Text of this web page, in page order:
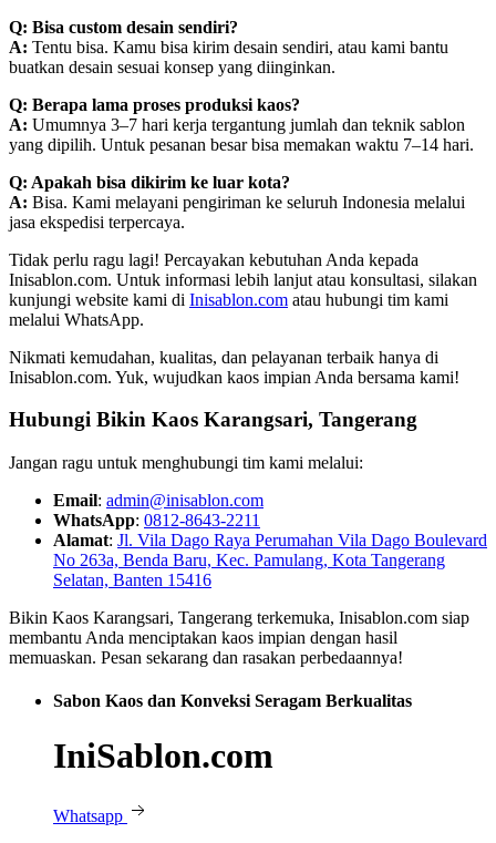
Q: Bisa custom desain sendiri?
A: Tentu bisa. Kamu bisa kirim desain sendiri, atau kami bantu
buatkan desain sesuai konsep yang diinginkan.
Q: Berapa lama proses produksi kaos?
A: Umumnya 3–7 hari kerja tergantung jumlah dan teknik sablon
yang dipilih. Untuk pesanan besar bisa memakan waktu 7–14 hari.
Q: Apakah bisa dikirim ke luar kota?
A: Bisa. Kami melayani pengiriman ke seluruh Indonesia melalui
jasa ekspedisi terpercaya.
Tidak perlu ragu lagi! Percayakan kebutuhan Anda kepada
Inisablon.com. Untuk informasi lebih lanjut atau konsultasi, silakan
kunjungi website kami di Inisablon.com atau hubungi tim kami
melalui WhatsApp.
Nikmati kemudahan, kualitas, dan pelayanan terbaik hanya di
Inisablon.com. Yuk, wujudkan kaos impian Anda bersama kami!
Hubungi Bikin Kaos Karangsari, Tangerang
Jangan ragu untuk menghubungi tim kami melalui:
Email: admin@inisablon.com
WhatsApp: 0812-8643-2211
Alamat: Jl. Vila Dago Raya Perumahan Vila Dago Boulevard
No 263a, Benda Baru, Kec. Pamulang, Kota Tangerang
Selatan, Banten 15416
Bikin Kaos Karangsari, Tangerang terkemuka, Inisablon.com siap
membantu Anda menciptakan kaos impian dengan hasil
memuaskan. Pesan sekarang dan rasakan perbedaannya!
Sabon Kaos dan Konveksi Seragam Berkualitas
IniSablon.com
Whatsapp